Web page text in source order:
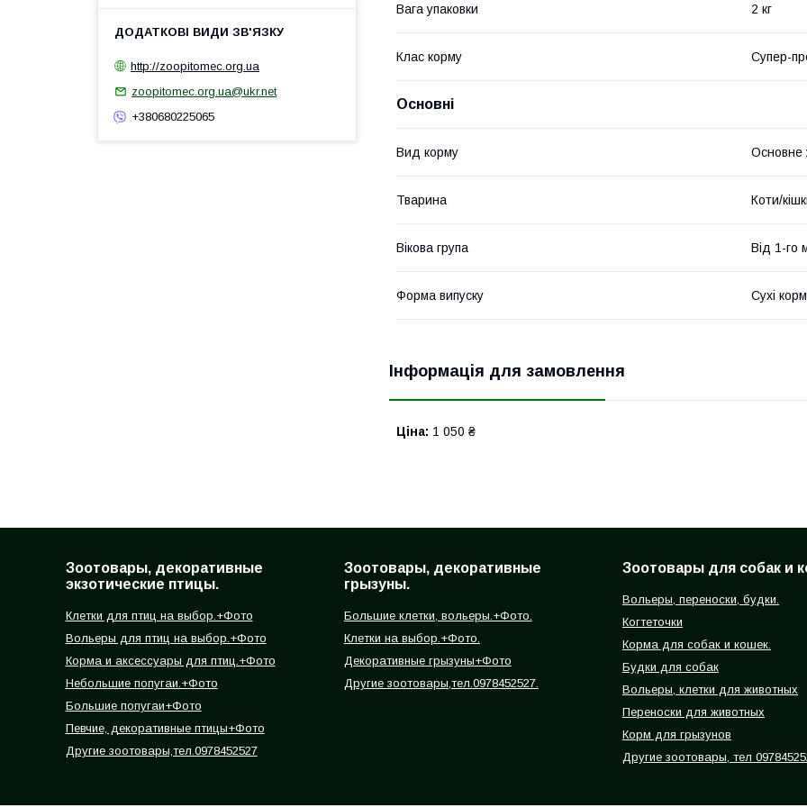
Вага упаковки 2 кг
Клас корму Супер-
Основні
Вид корму Основне
Тварина Коти/
Вікова група Від 1-го
Форма випуску Сухі
Інформація для замовлення
Ціна: 1 050 ₴
http://zoopitomec.org.ua
zoopitomec.org.ua@ukr.net
+380680225065
Зоотовары, декоративные
экзотические птицы.
Клетки для птиц на выбор.+Фото
Вольеры для птиц на выбор.+Фото
Корма и аксессуары для птиц.+Фото
Небольшие попугаи.+Фото
Большие попугаи+Фото
Певчие, декоративные птицы+Фото
Другие зоотовары,тел.0978452527
Зоотовары, декоративные
грызуны.
Большие клетки, вольеры.+Фото.
Клетки на выбор.+Фото.
Декоративные грызуны+Фото
Другие зоотовары,тел.0978452527.
Зоотовары для собак и
Вольеры, переноски, будки.
Когтеточки
Корма для собак и кошек.
Будки для собак
Вольеры, клетки для животных
Переноски для животных
Корм для грызунов
Другие зоотовары, тел